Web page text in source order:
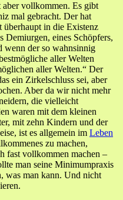
aber vollkommen. Es gibt
mal gebracht. Der hat
überhaupt in die Existenz
Demiurgen, eines Schöpfers,
wenn der so wahnsinnig
aller Welten
aller Welten.“ Der
ein Zirkelschluss sei, aber
Aber da wir nicht mehr
die vielleicht
waren mit dem kleinen
mit zehn Kindern und der
ist es allgemein im Leben
zu machen,
fast vollkommen machen –
man seine Minimumpraxis
was man kann. Und nicht